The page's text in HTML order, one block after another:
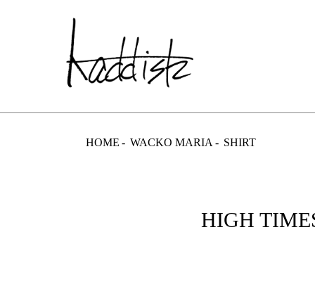
HOME WACKO MARIA SHIRT
HIGH